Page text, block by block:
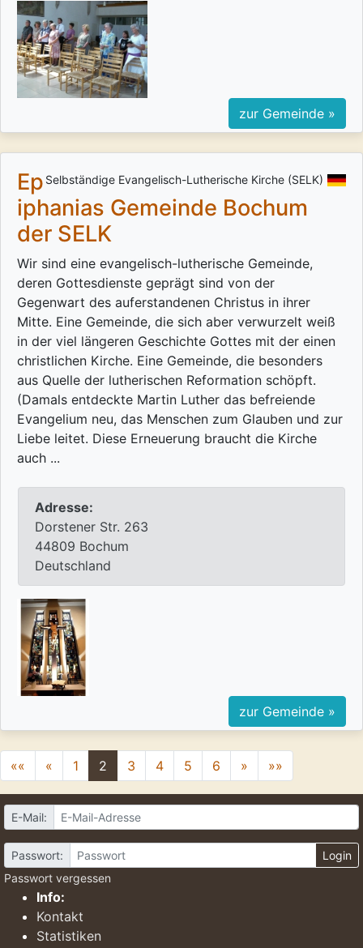
zur Gemeinde »
Selbständige Evangelisch-Lutherische Kirche (SELK)
Ep
iphanias Gemeinde Bochum
der SELK
Wir sind eine evangelisch-lutherische Gemeinde,
deren Gottesdienste geprägt sind von der
Gegenwart des auferstandenen Christus in ihrer
Mitte. Eine Gemeinde, die sich aber verwurzelt weiß
in der viel längeren Geschichte Gottes mit der einen
christlichen Kirche. Eine Gemeinde, die besonders
aus Quelle der lutherischen Reformation schöpft.
(Damals entdeckte Martin Luther das befreiende
Evangelium neu, das Menschen zum Glauben und zur
Liebe leitet. Diese Erneuerung braucht die Kirche
auch ...
Adresse:
Dorstener Str. 263
44809 Bochum
Deutschland
zur Gemeinde »
«« « 1 2 3 4 5 6 » »»
E-Mail:
Passwort:
Login
Passwort vergessen
Info:
Kontakt
Statistiken